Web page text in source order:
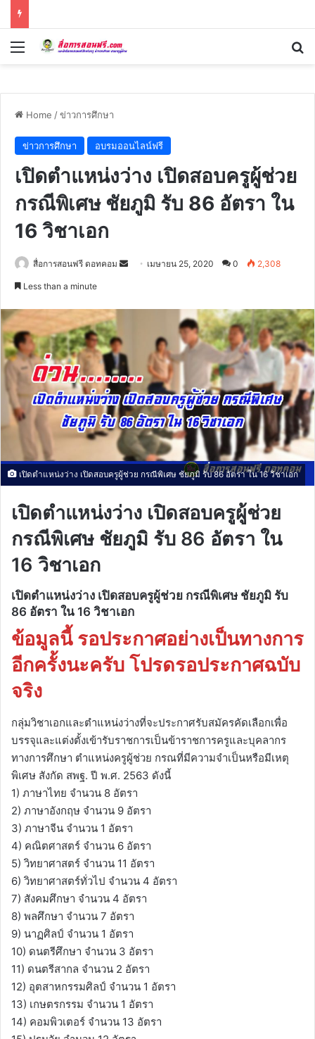
Menu
Home /ข่าวการศึกษา
ข่าวการศึกษา อบรมออนไลน์ฟรี
เปิดตำแหน่งว่าง เปิดสอบครูผู้ช่วย
กรณีพิเศษ ชัยภูมิ รับ 86 อัตรา ใน
16 วิชาเอก
สื่อการสอนฟรี ดอทคอม
Send เมษายน 25, 2020 0 2,308
Less than a minute
เปิดตำแหน่งว่าง เปิดสอบครูผู้ช่วย กรณีพิเศษ ชัยภูมิ รับ 86 อัตรา ใน 16 วิชาเอก
เปิดตำแหน่งว่าง เปิดสอบครูผู้ช่วย
กรณีพิเศษ ชัยภูมิ รับ 86 อัตรา ใน
16 วิชาเอก
เปิดตำแหน่งว่าง เปิดสอบครูผู้ช่วย กรณีพิเศษ ชัยภูมิ รับ
86 อัตรา ใน 16 วิชาเอก
ข้อมูลนี้ รอประกาศอย่างเป็นทางการ
อีกครั้งนะครับ โปรดรอประกาศฉบับ
จริง
กลุ่มวิชาเอกและตำแหน่งว่างที่จะประกาศรับสมัครคัดเลือกเพื่อ
บรรจุและแต่งตั้งเข้ารับราชการเป็นข้าราชการครูและบุคลากร
ทางการศึกษา ตำแหน่งครูผู้ช่วย กรณที่มีความจำเป็นหรือมีเหตุ
พิเศษ สังกัด สพฐ. ปี พ.ศ. 2563 ดังนี้
1) ภาษาไทย จำนวน 8 อัตรา
2) ภาษาอังกฤษ จำนวน 9 อัตรา
3) ภาษาจีน จำนวน 1 อัตรา
4) คณิตศาสตร์ จำนวน 6 อัตรา
5) วิทยาศาสตร์ จำนวน 11 อัตรา
6) วิทยาศาสตร์ทั่วไป จำนวน 4 อัตรา
7) สังคมศึกษา จำนวน 4 อัตรา
8) พลศึกษา จำนวน 7 อัตรา
9) นาฏศิลป์ จำนวน 1 อัตรา
10) ดนตรีศึกษา จำนวน 3 อัตรา
11) ดนตรีสากล จำนวน 2 อัตรา
12) อุตสาหกรรมศิลป์ จำนวน 1 อัตรา
13) เกษตรกรรม จำนวน 1 อัตรา
14) คอมพิวเตอร์ จำนวน 13 อัตรา